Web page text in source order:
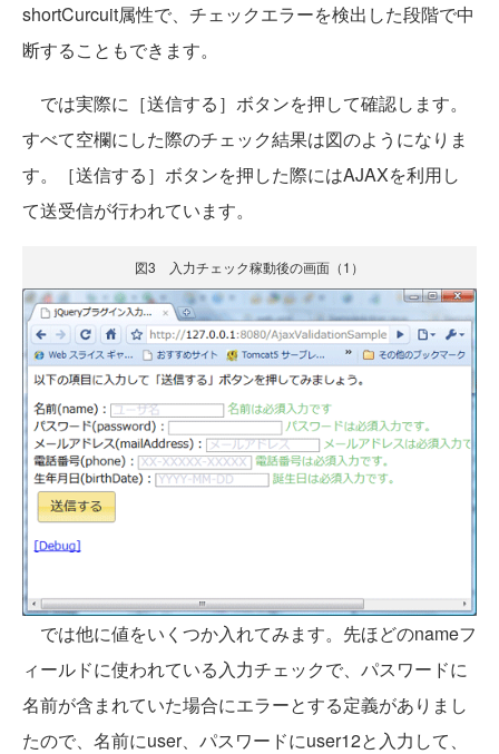
shortCurcuit属性で、チェックエラーを検出した段階で中
断することもできます。
では実際に［送信する］ボタンを押して確認します。
すべて空欄にした際のチェック結果は図のようになりま
す。［送信する］ボタンを押した際にはAJAXを利用し
て送受信が行われています。
図3 入力チェック稼動後の画面（1）
では他に値をいくつか入れてみます。先ほどのnameフ
ィールドに使われている入力チェックで、パスワードに
名前が含まれていた場合にエラーとする定義がありまし
たので、名前にuser、パスワードにuser12と入力して、